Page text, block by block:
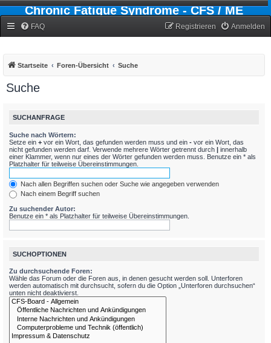
Chronic Fatigue Syndrome - CFS / ME
FAQ Anmelden
Registrieren
Startseite Foren-Übersicht Suche
Suche
SUCHANFRAGE
Suche nach Wörtern:
Setze ein + vor ein Wort, das gefunden werden muss und ein - vor ein Wort, das
nicht gefunden werden darf. Verwende mehrere Wörter getrennt durch | innerhalb
einer Klammer, wenn nur eines der Wörter gefunden werden muss. Benutze ein * als
Platzhalter für teilweise Übereinstimmungen.
Nach allen Begriffen suchen oder Suche wie angegeben verwenden
Nach einem Begriff suchen
Zu suchender Autor:
Benutze ein * als Platzhalter für teilweise Übereinstimmungen.
SUCHOPTIONEN
Zu durchsuchende Foren:
Wähle das Forum oder die Foren aus, in denen gesucht werden soll. Unterforen
werden automatisch mit durchsucht, sofern du die Option „Unterforen durchsuchen“
unten nicht deaktivierst.